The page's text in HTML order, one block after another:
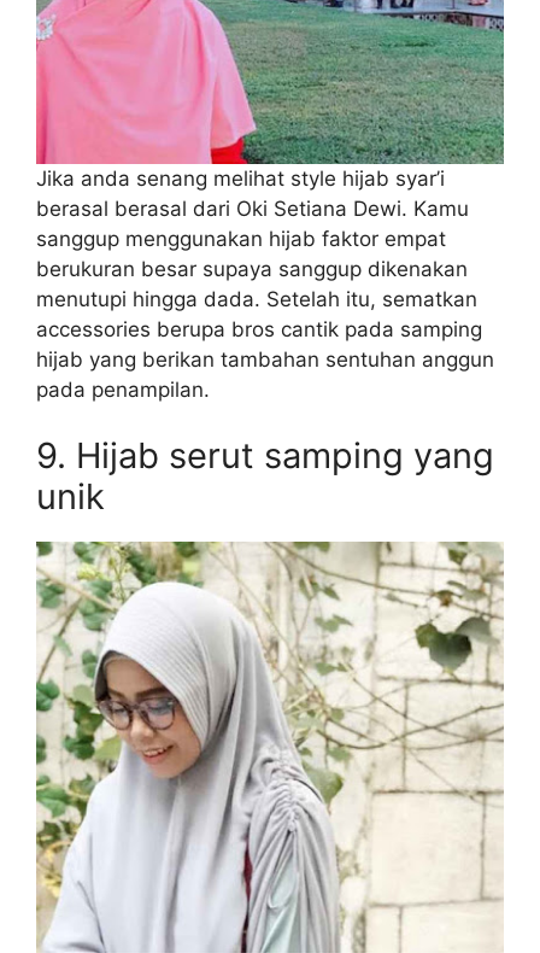
Jika anda senang melihat style hijab syar’i
berasal berasal dari Oki Setiana Dewi. Kamu
sanggup menggunakan hijab faktor empat
berukuran besar supaya sanggup dikenakan
menutupi hingga dada. Setelah itu, sematkan
accessories berupa bros cantik pada samping
hijab yang berikan tambahan sentuhan anggun
pada penampilan.
9. Hijab serut samping yang
unik